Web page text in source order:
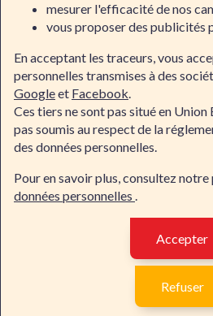
02/
Par e-mail
Demande
Suivre le quotidien de
Formations à
© Copyright 2023 - DAWAN -
mesurer l'efficacité de nos
vous proposer des publicités
En acceptant les traceurs, vous
personnelles transmises à des
Googleet Facebook.
Ces tiers ne sont pas situé en Union
pas soumis au respect de la
des données personnelles.
Pour en savoir plus, consultez notre
données personnelles .
Accepter
Refuser